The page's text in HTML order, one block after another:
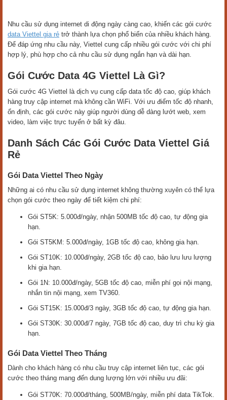
Nhu cầu sử dụng internet di động ngày càng cao, khiến các gói cước
data Viettel gia rẻ trở thành lựa chọn phổ biến của nhiều khách hàng.
Để đáp ứng nhu cầu này, Viettel cung cấp nhiều gói cước với chi phí
hợp lý, phù hợp cho cả nhu cầu sử dụng ngắn hạn và dài hạn.
Gói Cước Data 4G Viettel Là Gì?
Gói cước 4G Viettel là dịch vụ cung cấp data tốc độ cao, giúp khách
hàng truy cập internet mà không cần WiFi. Với ưu điểm tốc độ nhanh,
ổn định, các gói cước này giúp người dùng dễ dàng lướt web, xem
video, làm việc trực tuyến ở bất kỳ đâu.
Danh Sách Các Gói Cước Data Viettel Giá
Rẻ
Gói Data Viettel Theo Ngày
Những ai có nhu cầu sử dụng internet không thường xuyên có thể lựa
chọn gói cước theo ngày để tiết kiệm chi phí:
Gói ST5K: 5.000đ/ngày, nhận 500MB tốc độ cao, tự động gia
hạn.
Gói ST5KM: 5.000đ/ngày, 1GB tốc độ cao, không gia hạn.
Gói ST10K: 10.000đ/ngày, 2GB tốc độ cao, bảo lưu lưu lượng
khi gia hạn.
Gói 1N: 10.000đ/ngày, 5GB tốc độ cao, miễn phí gọi nội mạng,
nhắn tin nội mạng, xem TV360.
Gói ST15K: 15.000đ/3 ngày, 3GB tốc độ cao, tự động gia hạn.
Gói ST30K: 30.000đ/7 ngày, 7GB tốc độ cao, duy trì chu kỳ gia
hạn.
Gói Data Viettel Theo Tháng
Dành cho khách hàng có nhu cầu truy cập internet liên tục, các gói
cước theo tháng mang đến dung lượng lớn với nhiều ưu đãi:
Gói ST70K: 70.000đ/tháng, 500MB/ngày, miễn phí data TikTok.